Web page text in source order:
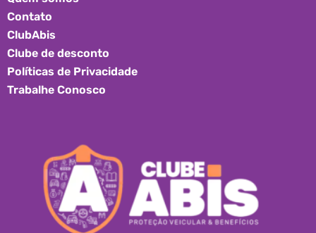
Contato
ClubAbis
Clube de desconto
Políticas de Privacidade
Trabalhe Conosco